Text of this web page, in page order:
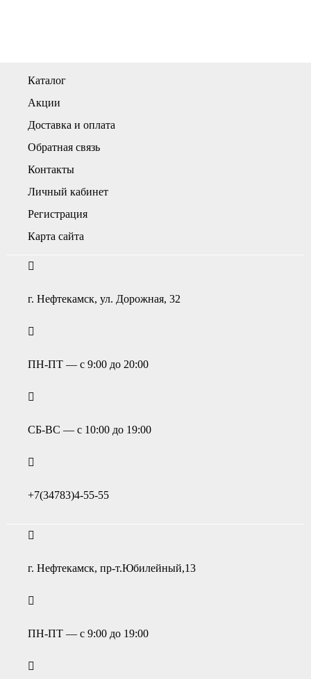
Каталог
Акции
Доставка и оплата
Обратная связь
Контакты
Личный кабинет
Регистрация
Карта сайта
г. Нефтекамск, ул. Дорожная, 32
ПН-ПТ — с 9:00 до 20:00
СБ-ВС — с 10:00 до 19:00
+7(34783)4-55-55
г. Нефтекамск, пр-т.Юбилейный,13
ПН-ПТ — с 9:00 до 19:00